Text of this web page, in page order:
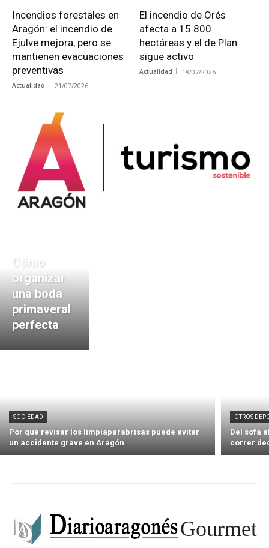
Incendios forestales en
Aragón: el incendio de
Ejulve mejora, pero se
mantienen evacuaciones
preventivas
Actualidad 21/07/2026
El incendio de Orés
afecta a 15.800
hectáreas y el de Plan
sigue activo
Actualidad 18/07/2026
Cómo
organizar
una boda
primaveral
perfecta
SOCIEDAD
Por qué revisar los limpiaparabrisas puede evitar
un accidente grave en Aragón
OTROS
Del sofá
correr
Gourmet